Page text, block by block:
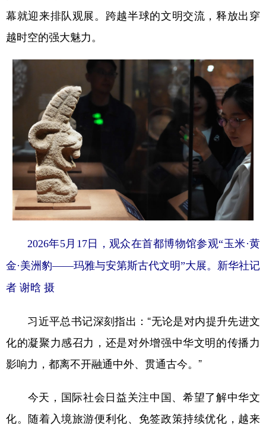
幕就迎来排队观展。跨越半球的文明交流，释放出穿
越时空的强大魅力。
2026年5月17日，观众在首都博物馆参观“玉米·黄
金·美洲豹——玛雅与安第斯古代文明”大展。新华社记
者 谢晗 摄
习近平总书记深刻指出：“无论是对内提升先进文
化的凝聚力感召力，还是对外增强中华文明的传播力
影响力，都离不开融通中外、贯通古今。”
今天，国际社会日益关注中国、希望了解中华文
化。随着入境旅游便利化、免签政策持续优化，越来